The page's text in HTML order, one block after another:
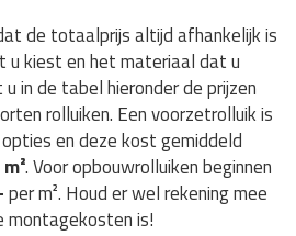
de totaalprijs altijd afhankelijk is
u kiest en het materiaal dat u
in de tabel hieronder de prijzen
rolluiken. Een voorzetrolluik is
en deze kost gemiddeld
. Voor opbouwrolluiken beginnen
per m². Houd er wel rekening mee
is!